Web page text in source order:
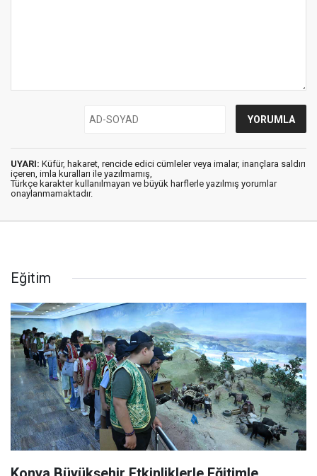
UYARI: Küfür, hakaret, rencide edici cümleler veya imalar, inançlara saldırı
içeren, imla kuralları ile yazılmamış,
Türkçe karakter kullanılmayan ve büyük harflerle yazılmış yorumlar
onaylanmamaktadır.
Eğitim